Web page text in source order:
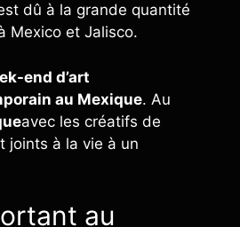
dû à la grande quantité
Mexico et Jalisco.
end d’art
au Mexique. Au
avec les créatifs de
joints à la vie à un
au